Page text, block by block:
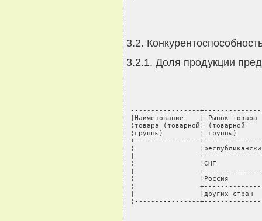
3.2.
3.2.1. Доля продукции
-----------------
¦Наименование    ¦ Рынок
¦товара (товарной¦ (товарной
¦группы)         ¦ группы)
+----------------
¦
¦
¦                ¦СНГ
¦
¦                ¦Россия
¦
¦                ¦других
¦----------------